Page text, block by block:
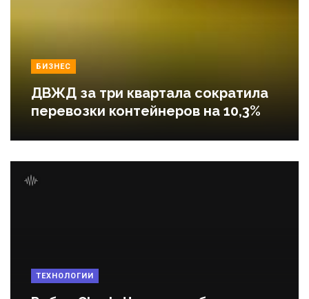
БИЗНЕС
ДВЖД за три квартала сократила
перевозки контейнеров на 10,3%
ТЕХНОЛОГИИ